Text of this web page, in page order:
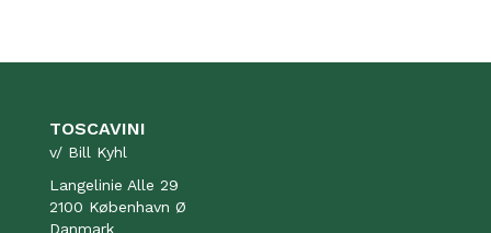
TOSCAVINI
v/ Bill Kyhl
Langelinie Alle 29
2100 København Ø
Danmark